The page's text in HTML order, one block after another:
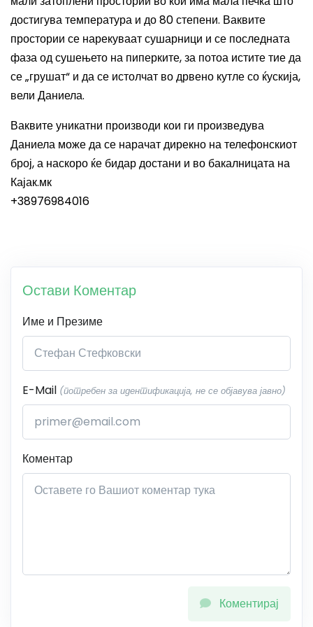
достигува температура и до 80 степени. Ваквите
простории се нарекуваат сушарници и се последната
фаза од сушењето на пиперките, за потоа истите тие да
се „грушат“ и да се истолчат во дрвено кутле со ќускија,
вели Даниела.
Ваквите уникатни производи кои ги произведува
Даниела може да се нарачат дирекно на телефонскиот
број, а наскоро ќе бидар достани и во бакалницата на
Кајак.мк
+38976984016
Остави Коментар
Име и Презиме
E-Mail (потребен за идентификација, не се објавува јавно)
Коментар
Коментирај